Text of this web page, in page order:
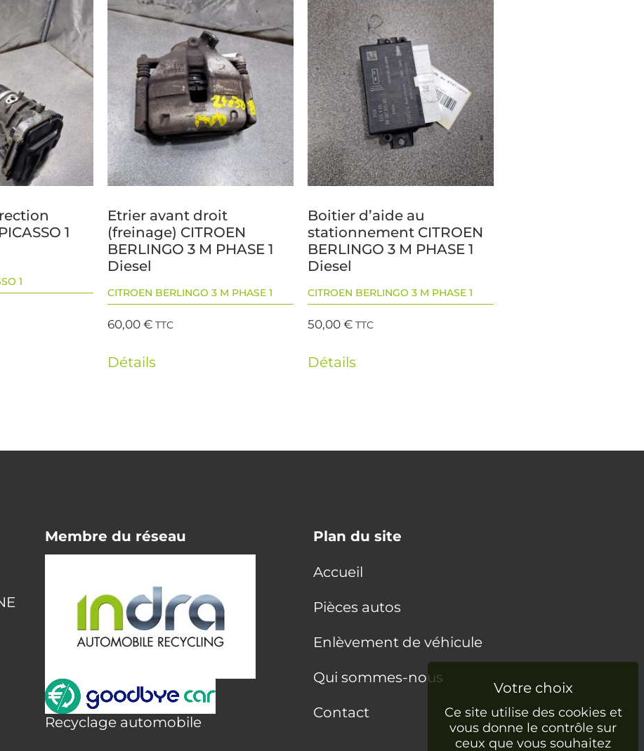
1
1
Etrier avant droit
(freinage) CITROEN
BERLINGO 3 M PHASE 1
Diesel
CITROEN BERLINGO 3 M PHASE 1
60,00€ TTC
Détails
Boitier d’aide au
stationnement CITROEN
BERLINGO 3 M PHASE 1
Diesel
CITROEN BERLINGO 3 M PHASE 1
50,00€ TTC
Détails
Membre du réseau
Recyclage automobile
Plan du site
Accueil
Pièces autos
Enlèvement de véhicule
Qui sommes-nous
Contact
Ce site utilise des cookies et
vous donne le contrôle sur
ceux que vous souhaitez